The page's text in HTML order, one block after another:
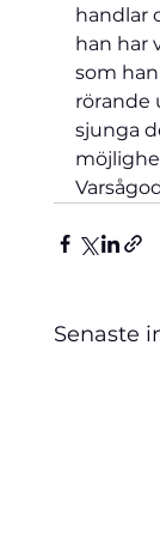
handlar
han har
som
rörande
sjunga
Senaste